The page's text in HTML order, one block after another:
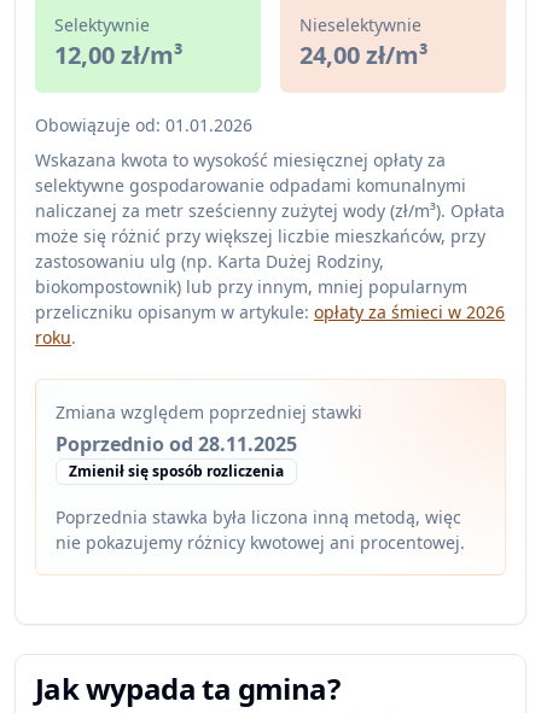
Selektywnie
12,00 zł/m³
Nieselektywnie
24,00 zł/m³
Obowiązuje od: 01.01.2026
Wskazana kwota to wysokość miesięcznej opłaty za
selektywne gospodarowanie odpadami komunalnymi
naliczanej za metr sześcienny zużytej wody (zł/m³). Opłata
może się różnić przy większej liczbie mieszkańców, przy
zastosowaniu ulg (np. Karta Dużej Rodziny,
biokompostownik) lub przy innym, mniej popularnym
przeliczniku opisanym w artykule: opłaty za śmieci w 2026
roku.
Zmiana względem poprzedniej stawki
Poprzednio od 28.11.2025
Zmienił się sposób rozliczenia
Poprzednia stawka była liczona inną metodą, więc
nie pokazujemy różnicy kwotowej ani procentowej.
Jak wypada ta gmina?